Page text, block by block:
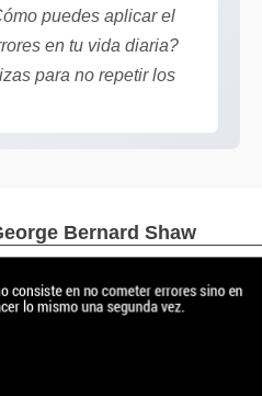
puedes aplicar el
en tu vida diaria?
para no repetir los
Bernard Shaw